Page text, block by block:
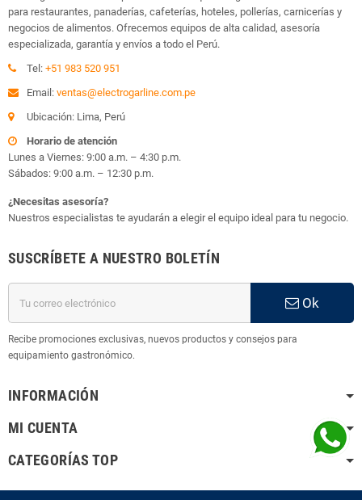
para restaurantes, panaderías, cafeterías, hoteles, pollerías, carnicerías y
negocios de alimentos. Ofrecemos equipos de alta calidad, asesoría
especializada, garantía y envíos a todo el Perú.
Tel: +51 983 520 951
Email: ventas@electrogarline.com.pe
Ubicación: Lima, Perú
Horario de atención
Lunes a Viernes: 9:00 a.m. – 4:30 p.m.
Sábados: 9:00 a.m. – 12:30 p.m.
¿Necesitas asesoría?
Nuestros especialistas te ayudarán a elegir el equipo ideal para tu negocio.
SUSCRÍBETE A NUESTRO BOLETÍN
Ok
Recibe promociones exclusivas, nuevos productos y consejos para
equipamiento gastronómico.
INFORMACIÓN
MI CUENTA
CATEGORÍAS TOP